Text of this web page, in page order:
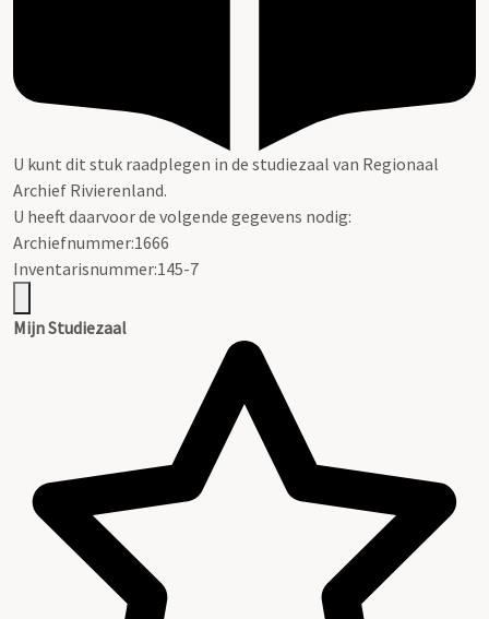
U kunt dit stuk raadplegen in de studiezaal van Regionaal
Archief Rivierenland.
U heeft daarvoor de volgende gegevens nodig:
Archiefnummer:1666
Inventarisnummer:145-7
Mijn Studiezaal